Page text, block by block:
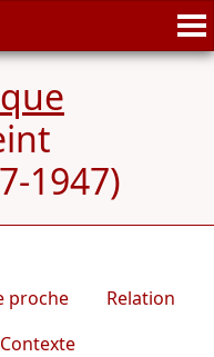
1947)
proche
Relation
Contexte